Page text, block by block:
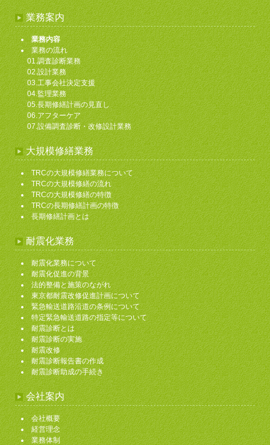
業務案内
業務内容
業務の流れ
01.調査診断業務
02.設計業務
03.工事会社決定支援
04.監理業務
05.長期修繕計画の見直し
06.アフターケア
07.設備調査診断・改修設計業務
大規模修繕業務
TRCの大規模修繕業務について
TRCの大規模修繕の流れ
TRCの大規模修繕の特徴
TRCの長期修繕計画の特徴
長期修繕計画とは
耐震化業務
耐震化業務について
耐震化促進の背景
法的整備と施策のながれ
東京都耐震改修促進計画について
緊急輸送道路沿道の条例について
特定緊急輸送道路の指定等について
耐震診断とは
耐震診断の実施
耐震改修
耐震診断報告書の作成
耐震診断助成の手続き
会社案内
会社概要
経営理念
業務体制